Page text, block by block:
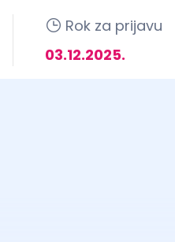
Rok za prijavu
03.12.2025.